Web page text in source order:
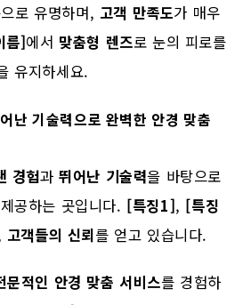
로 유명하며, 고객 만족도가 매우
름]에서 맞춤형 렌즈로 눈의 피로를
유지하세요.
난 기술력으로 완벽한 안경 맞춤
경험과뛰어난 기술력을 바탕으로
공하는 곳입니다. [특징1], [특징
고객들의 신뢰를 얻고 있습니다.
문적인 안경 맞춤 서비스를 경험하